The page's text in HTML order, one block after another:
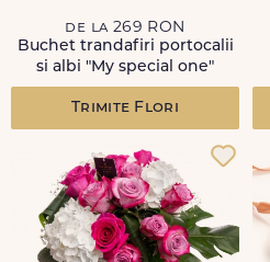
de la 269 RON
Buchet trandafiri portocalii
si albi "My special one"
Trimite Flori